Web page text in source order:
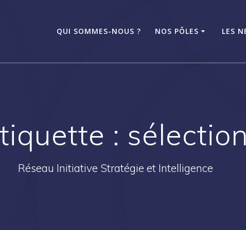
QUI SOMMES-NOUS ? NOS PÔLES LES
: sélection
Réseau Initiative Stratégie et Intelligence